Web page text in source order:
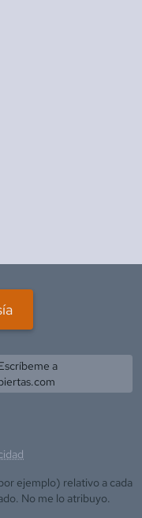
a
ejemplo) relativo a cada
No me lo atribuyo.